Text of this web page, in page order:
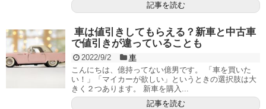
記事を読む
車は値引きしてもらえる？新車と中古車
で値引きが違っていることも
2022/9/2
車
こんにちは、億持ってない億男です。 「車を買いた
い！」「マイカーが欲しい」というときの選択肢は大
きく２つあります。 新車を購入...
記事を読む